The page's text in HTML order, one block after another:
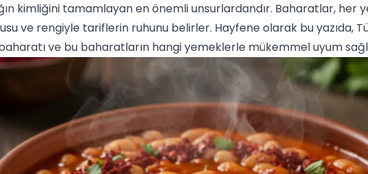
kimliğini tamamlayan en önemli unsurlardandır. Baharatlar, her
ve rengiyle tariflerin ruhunu belirler. Hayfene olarak bu yazıda,
ve bu baharatların hangi yemeklerle mükemmel uyum